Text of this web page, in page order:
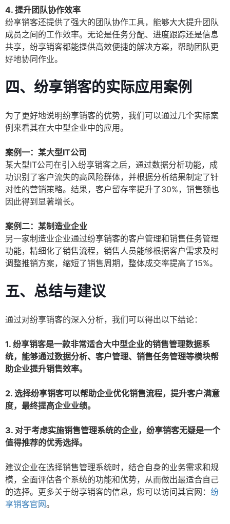
4. 提升团队协作效率
纷享销客还提供了强大的团队协作工具，能够大大提升团队
成员之间的工作效率。无论是任务分配、进度跟踪还是信息
共享，纷享销客都能提供高效便捷的解决方案，帮助团队更
好地协同作业。
四、纷享销客的实际应用案例
为了更好地说明纷享销客的优势，我们可以通过几个实际案
例来看其在大中型企业中的应用。
案例一：某大型IT公司
某大型IT公司在引入纷享销客之后，通过数据分析功能，成
功识别了客户流失的高风险群体，并根据分析结果制定了针
对性的营销策略。结果，客户留存率提升了30%，销售额也
因此得到显著增长。
案例二：某制造业企业
另一家制造业企业通过纷享销客的客户管理和销售任务管理
功能，精细化了销售流程，销售人员能够根据客户需求及时
调整推销方案，缩短了销售周期，整体成交率提高了15%。
五、总结与建议
通过对纷享销客的深入分析，我们可以得出以下结论：
1. 纷享销客是一款非常适合大中型企业的销售管理数据系
统，能够通过数据分析、客户管理、销售任务管理等模块帮
助企业提升销售效率。
2. 选择纷享销客可以帮助企业优化销售流程，提升客户满意
度，最终提高企业业绩。
3. 对于考虑实施销售管理系统的企业，纷享销客无疑是一个
值得推荐的优秀选择。
建议企业在选择销售管理系统时，结合自身的业务需求和规
模，全面评估各个系统的功能和优势，从而做出最适合自己
的选择。更多关于纷享销客的信息，您可以访问其官网： 纷
享销客官网。